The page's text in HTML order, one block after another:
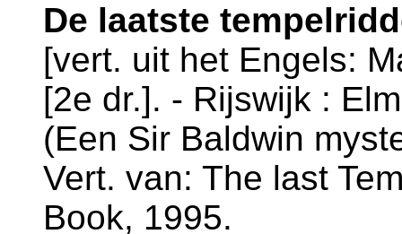
De laatste
[vert. uit het Engels:
[2e dr.]. - Rijswijk :
(Een Sir Baldwin
Vert. van: The last
Book, 1995.